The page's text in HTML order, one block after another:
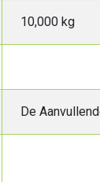
10,000 kg
De